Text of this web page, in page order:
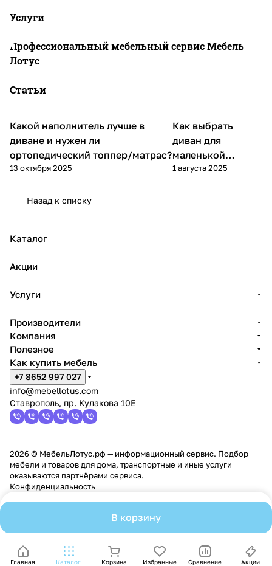
Услуги
Профессиональный мебельный сервис Мебель
Лотус
Статьи
Диваны и кресла
Какой наполнитель лучше в
диване и нужен ли
ортопедический топпер/матрас?
13 октября 2025
Диваны и кресла
Как выбрать
диван для
маленькой
квартиры
1 августа 2025
Назад к списку
В корзину
Главная Каталог Корзина Избранные Сравнение Акции
Каталог
Акции
Услуги
Производители
Компания
Полезное
Как купить мебель
+7 8652 997 027
info@mebellotus.com
Ставрополь, пр. Кулакова 10Е
2026 © МебельЛотус.рф — информационный сервис. Подбор
мебели и товаров для дома, транспортные и иные услуги
оказываются партнёрами сервиса.
Конфиденциальность